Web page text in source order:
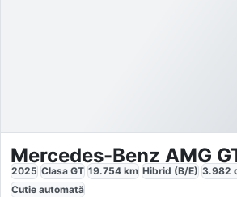
2025 Clasa GT 19.754 km Hibrid (B/E) 3.982
Cutie automată